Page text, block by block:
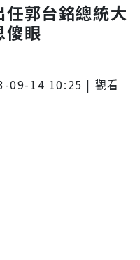
郭台銘總統大
眼
09-14 10:25 | 觀看